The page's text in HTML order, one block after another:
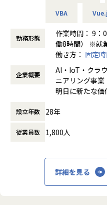
VBA
勤務形態
作業時間： 9：
働8時
働き方： 固定
時間外労働の有
時間）
休憩時間： 60分
企業概要
AI・IoT・クラ
ニアリング事
明日に新たな
た先端テクノロ
アリング業界か
設立年数 28年
従業員数 1,800人
詳細を見る